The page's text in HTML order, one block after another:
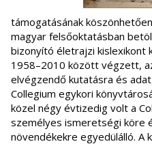
támogatásának
magyar felsőoktatásban
bizonyító életrajzi kislexikont
1958–2010 között végzett,
elvégzendő kutatásra és
Collegium egykori
közel négy évtizedig volt a
személyes ismeretségi köre
növendékekre egyedülálló. A